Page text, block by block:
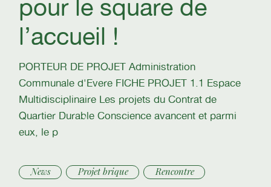
pour le square de
l’accueil !
PORTEUR DE PROJET Administration
Communale d'Evere FICHE PROJET 1.1 Espace
Multidisciplinaire Les projets du Contrat de
Quartier Durable Conscience avancent et parmi
eux, le p
News Projet brique Rencontre